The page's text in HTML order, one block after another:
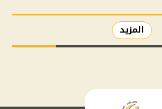
المزيد